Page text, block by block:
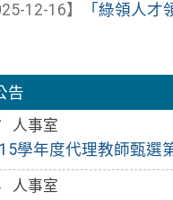
告
人事室
學年度代理教師甄選
人事室
12-16】
「綠領人才